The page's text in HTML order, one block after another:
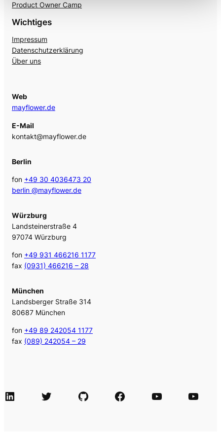
Product Owner Camp
Wichtiges
Impressum
Datenschutzerklärung
Über uns
Web
mayflower.de
E-Mail
kontakt@mayflower.de
Berlin
fon +49 30 4036473 20
berlin @mayflower.de
Würzburg
Landsteinerstraße 4
97074 Würzburg
fon +49 931 466216 1177
fax (0931) 466216 – 28
München
Landsberger Straße 314
80687 München
fon +49 89 242054 1177
fax (089) 242054 – 29
LinkedIn Twitter GitHub Facebook Agile Videos Tech-Videos